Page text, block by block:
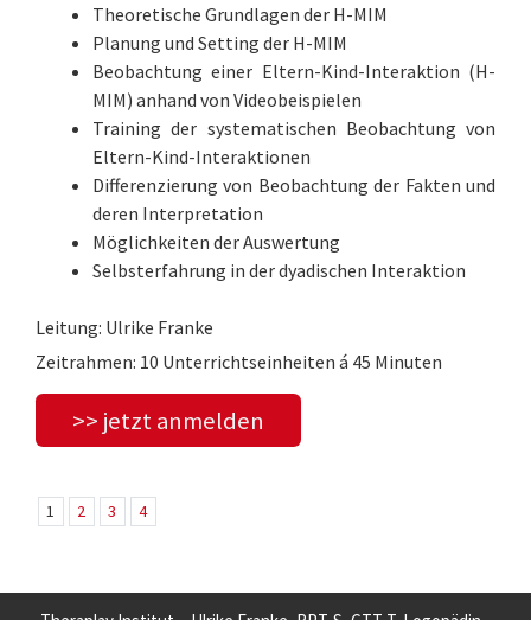
Theoretische Grundlagen der H-MIM
Planung und Setting der H-MIM
Beobachtung einer Eltern-Kind-Interaktion (H-
MIM) anhand von Videobeispielen
Training der systematischen Beobachtung von
Eltern-Kind-Interaktionen
Differenzierung von Beobachtung der Fakten und
deren Interpretation
Möglichkeiten der Auswertung
Selbsterfahrung in der dyadischen Interaktion
Leitung: Ulrike Franke
Zeitrahmen: 10 Unterrichtseinheiten á 45 Minuten
>> jetzt anmelden
1 2 3 4